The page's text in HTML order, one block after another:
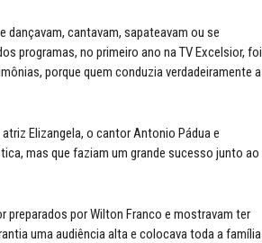
cantavam, sapateavam ou se
programas, no primeiro ano na TV Excelsior, foi
porque quem conduzia verdadeiramente a
Elizangela, o cantor Antonio Pádua e
mas que faziam um grande sucesso junto ao
preparados por Wilton Franco e mostravam ter
uma audiência alta e colocava toda a família